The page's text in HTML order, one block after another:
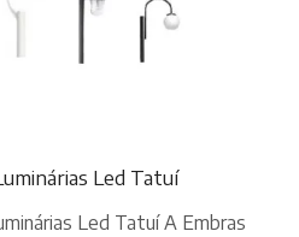
Led Tatuí
Led Tatuí A Embras